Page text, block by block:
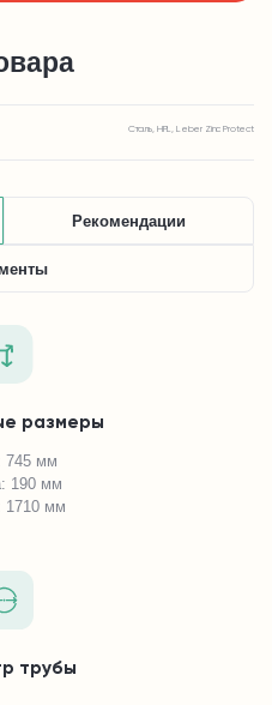
Сталь, HPL, Leber Zinc Protect
Рекомендации
размеры
745 мм
190 мм
1710 мм
трубы